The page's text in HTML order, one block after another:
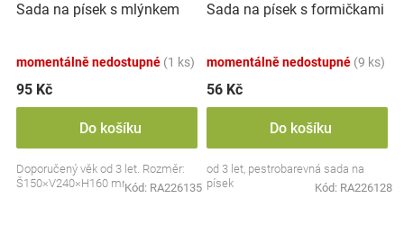
Sada na písek s mlýnkem
momentálně nedostupné (1 ks)
95 Kč
Do košíku
Doporučený věk od 3 let. Rozměr:
Š150×V240×H160 mmKód: RA226135
Sada na písek s formičkami
momentálně nedostupné (9 ks)
56 Kč
Do košíku
od 3 let, pestrobarevná sada na
písek
Kód: RA226128